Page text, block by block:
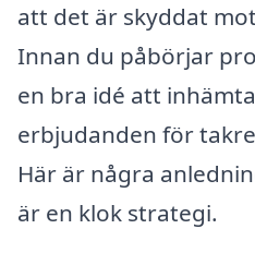
att det är skyddat
Innan du påbörjar
en bra idé att
erbjudanden för
Här är några
är en klok strategi.